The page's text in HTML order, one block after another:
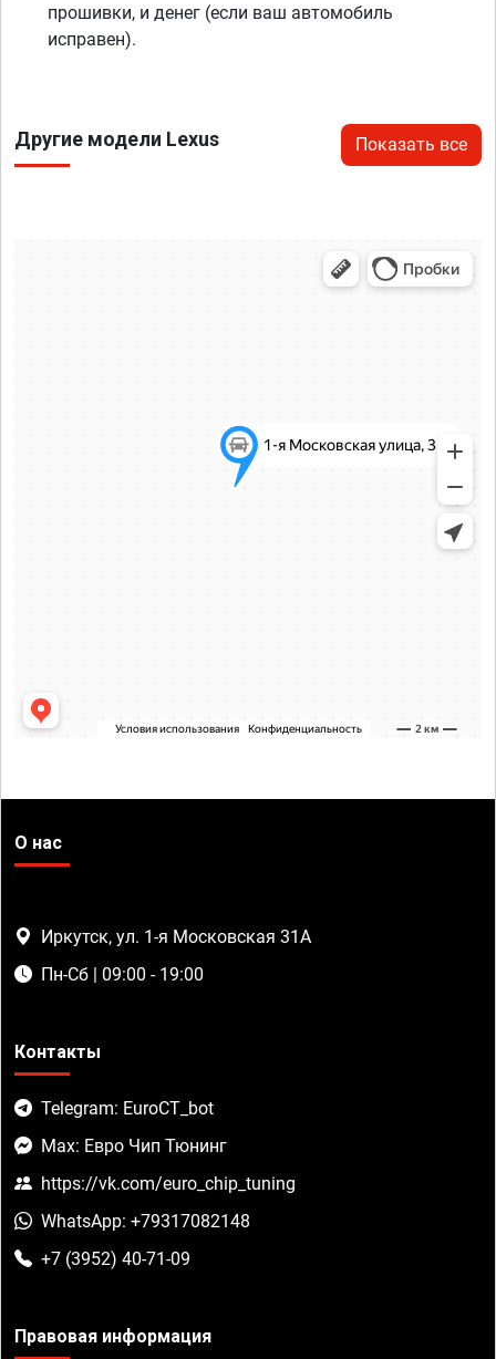
прошивки, и денег (если ваш автомобиль
исправен).
Другие модели Lexus Показать все
О нас
Иркутск, ул. 1-я Московская 31А
Пн-Сб | 09:00 - 19:00
Контакты
Telegram: EuroCT_bot
Max: Евро Чип Тюнинг
https://vk.com/euro_chip_tuning
WhatsApp: +79317082148
+7 (3952) 40-71-09
Правовая информация